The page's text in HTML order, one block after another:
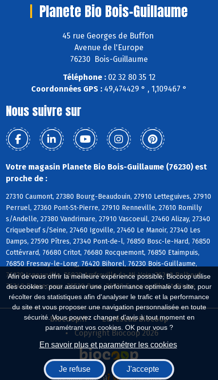
Afin de vous offrir la meilleure expérience possible, Biocoop utilise
des cookies : pour assurer une performance optimale du site, pour
récolter des statistiques afin d'analyser le trafic et la performance
du site et vous proposer une navigation personnalisée en toute
sécurité. Vous pouvez changer d'avis à tout moment en
paramétrant vos cookies. OK pour vous ?
En savoir plus et paramétrer les cookies
Je refuse J'accepte
Planete Bio Bois-Guillaume
45 rue Georges de Buffon
Avenue de l'Europe
76230 Bois-Guillaume
Téléphone :02 32 80 35 12
Coordonnées GPS : 49,474429 ° , 1,109467 °
Nous suivre sur
Votre magasin Planete Bio Bois-Guillaume (76230) est
proche de :
27310 Caumont, 27380 Bourg-Beaudouin, 27910 Letteguives, 27910
Perruel, 27360 Pont-St-Pierre, 27910 Renneville, 27610 Romilly
s/Andelle, 27380 Vandrimare, 27910 Vascoeuil, 27460 Alizay, 27340
Criquebeuf s/Seine, 27460 Igoville, 27460 Le Manoir, 27340 Les
Damps, 27590 Pîtres, 27340 Pont-de-l, 76850 Bosc-le-Hard, 76850
Cottévrard, 76680 Critot, 76680 Rocquemont, 76850 Etaimpuis,
76850 Fresnay-le-Long, 76420 Bihorel, 76230 Bois-Guillaume,
76230 Isneauville, 76920 Amfreville-la-Mi-Voie, 76240 Belbeuf,
76240 Bonsecours, 76520 Boos, 76520 Franqueville-St-Pierre
Biocoop.fr
Le réseau Biocoop
Copyright Biocoop 2026
Réalisé par